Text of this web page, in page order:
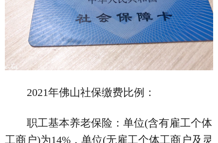
2021年佛山社保缴费比例：
职工基本养老保险：单位(含有雇工个体
工商户)为14%，单位(无雇工个体工商户及灵